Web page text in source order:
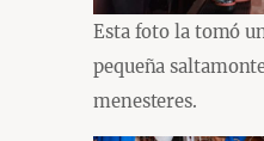
Esta foto la tomó
pequeña
menesteres.